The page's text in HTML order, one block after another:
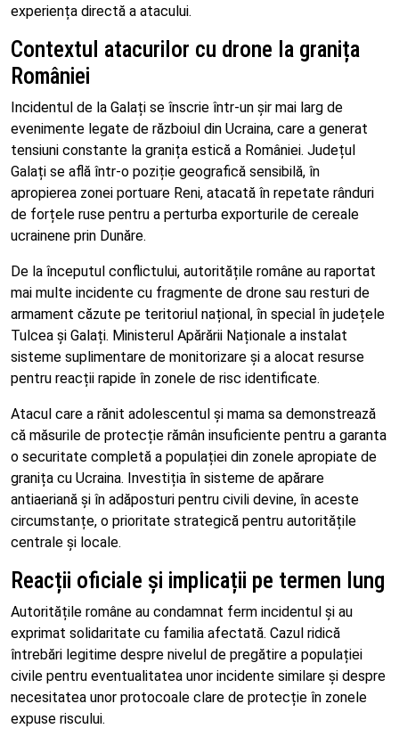
experiența directă a atacului.
Contextul atacurilor cu drone la granița
României
Incidentul de la Galați se înscrie într-un șir mai larg de
evenimente legate de războiul din Ucraina, care a generat
tensiuni constante la granița estică a României. Județul
Galați se află într-o poziție geografică sensibilă, în
apropierea zonei portuare Reni, atacată în repetate rânduri
de forțele ruse pentru a perturba exporturile de cereale
ucrainene prin Dunăre.
De la începutul conflictului, autoritățile române au raportat
mai multe incidente cu fragmente de drone sau resturi de
armament căzute pe teritoriul național, în special în județele
Tulcea și Galați. Ministerul Apărării Naționale a instalat
sisteme suplimentare de monitorizare și a alocat resurse
pentru reacții rapide în zonele de risc identificate.
Atacul care a rănit adolescentul și mama sa demonstrează
că măsurile de protecție rămân insuficiente pentru a garanta
o securitate completă a populației din zonele apropiate de
granița cu Ucraina. Investiția în sisteme de apărare
antiaeriană și în adăposturi pentru civili devine, în aceste
circumstanțe, o prioritate strategică pentru autoritățile
centrale și locale.
Reacții oficiale și implicații pe termen lung
Autoritățile române au condamnat ferm incidentul și au
exprimat solidaritate cu familia afectată. Cazul ridică
întrebări legitime despre nivelul de pregătire a populației
civile pentru eventualitatea unor incidente similare și despre
necesitatea unor protocoale clare de protecție în zonele
expuse riscului.